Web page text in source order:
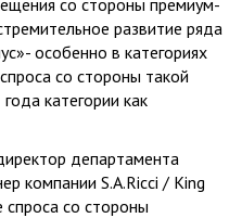
со стороны премиум-
развитие ряда
особенно в категориях
со стороны такой
категории как
департамента
компании S.A.Ricci / King
со стороны